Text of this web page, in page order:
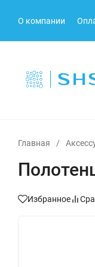
О компании
Главная /
Избранное